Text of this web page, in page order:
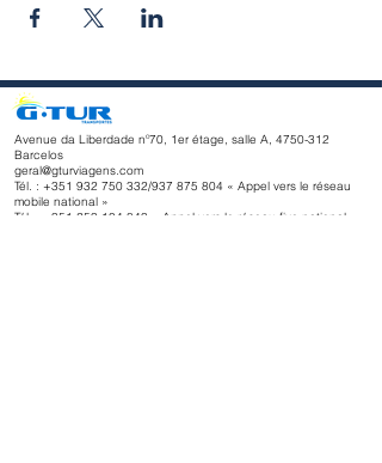
Avenue da Liberdade nº70, 1er étage, salle A, 4750-312
Barcelos
geral@gturviagens.com
Tél. : +351 932 750 332/937 875 804 « Appel vers le réseau
mobile national »
Tél. :
+351 253 104 843 « Appel vers le réseau fixe national